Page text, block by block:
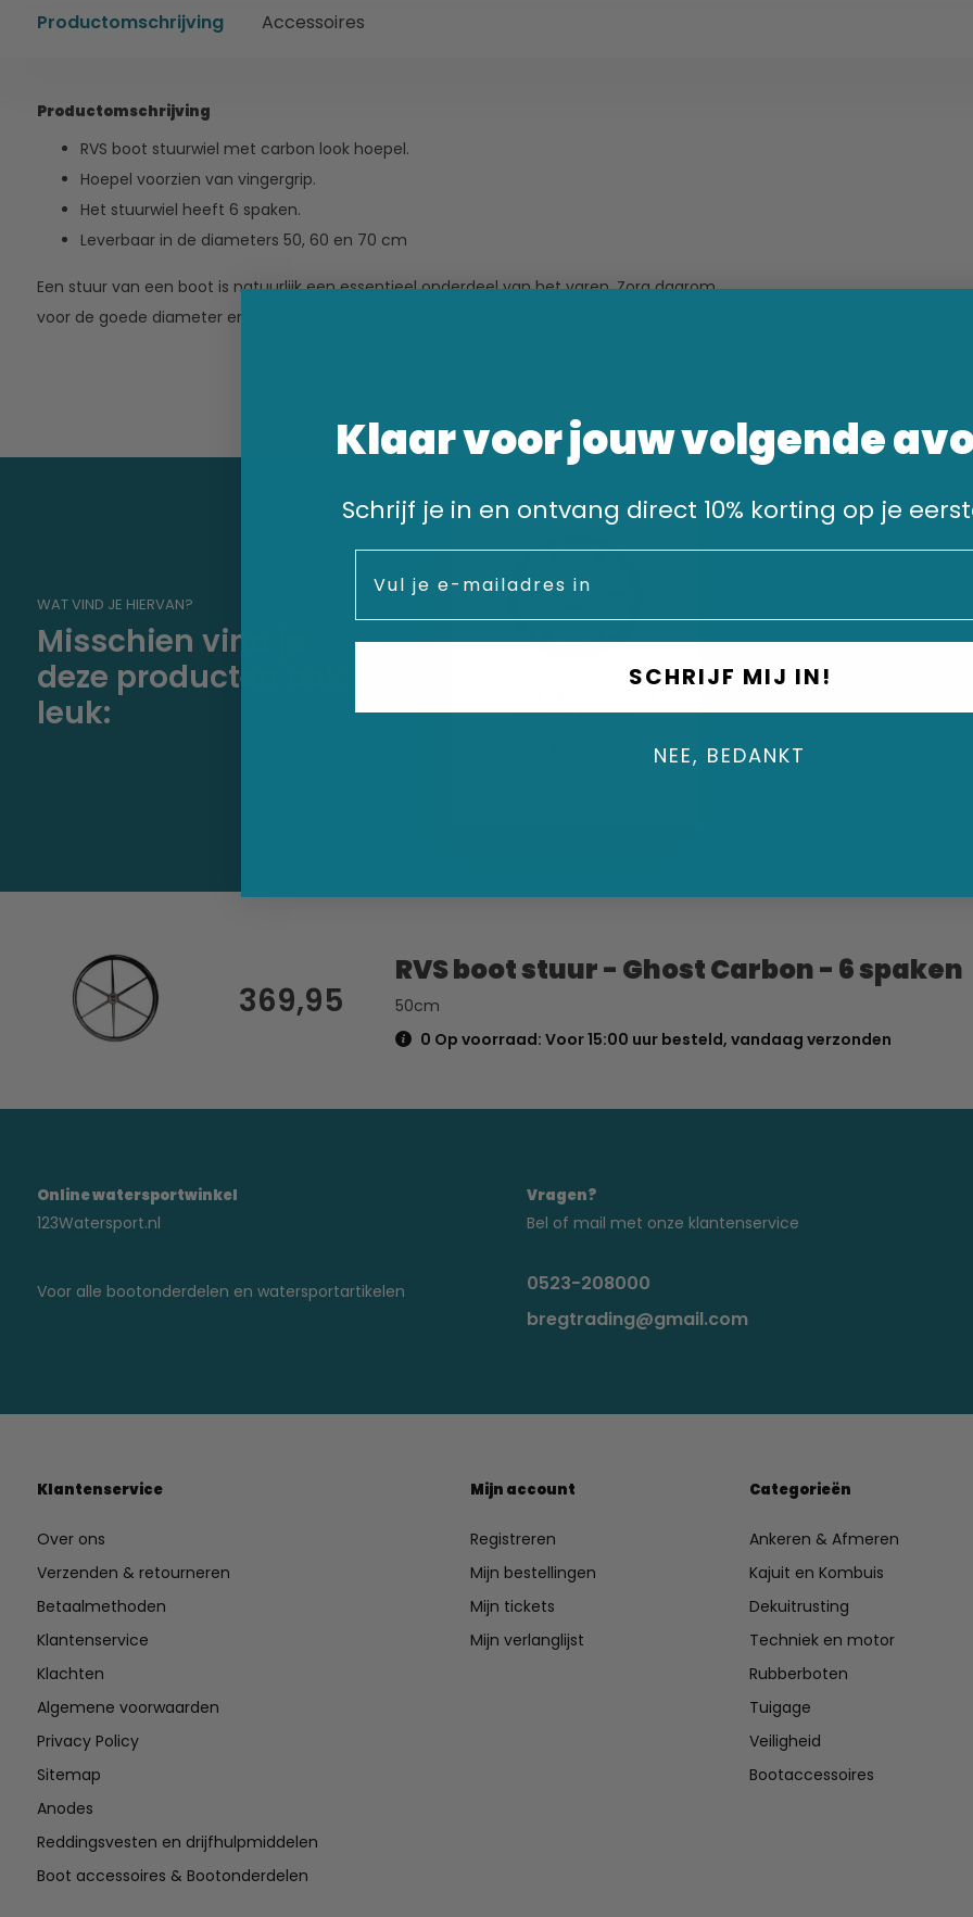
Productomschrijving Accessoires
Productomschrijving
RVS boot stuurwiel met carbon look hoepel.
Hoepel voorzien van vingergrip.
Het stuurwiel heeft 6 spaken.
Leverbaar in de diameters 50, 60 en 70 cm
Een stuur van een boot is natuurlijk een essentieel onderdeel van het varen. Zorg daarom
voor de goede diameter en een fijne grip.
WAT VIND JE HIERVAN?
Misschien vind je
deze producten ook
leuk:
grip - 6 spaken
369,95
RVS boot stuur - Ghost Carbon - 6 spaken
50cm
0 Op voorraad: Voor 15:00 uur besteld, vandaag verzonden
Online watersportwinkel
123Watersport.nl
Voor alle bootonderdelen en watersportartikelen
Vragen?
Bel of mail met onze klantenservice
0523-208000
bregtrading@gmail.com
Klantenservice
Over ons
Verzenden & retourneren
Betaalmethoden
Klantenservice
Klachten
Algemene voorwaarden
Privacy Policy
Sitemap
Anodes
Reddingsvesten en drijfhulpmiddelen
Boot accessoires & Bootonderdelen
Mijn account
Registreren
Mijn bestellingen
Mijn tickets
Mijn verlanglijst
Categorieën
Ankeren & Afmeren
Kajuit en Kombuis
Dekuitrusting
Techniek en motor
Rubberboten
Tuigage
Veiligheid
Bootaccessoires
Klaar voor jouw volgende
Schrijf je in en ontvang direct 10% korting op je
SCHRIJF MIJ IN!
NEE, BEDANKT